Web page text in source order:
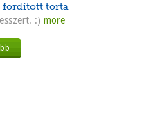
fordított torta
:) more